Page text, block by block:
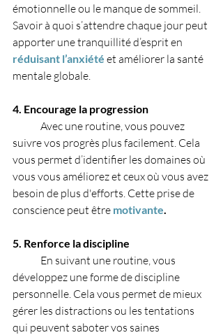
émotionnelle ou le manque de sommeil.
Savoir à quoi s’attendre chaque jour peut
apporter une tranquillité d’esprit en
réduisant l’anxiété et améliorer la santé
mentale globale.
4. Encourage la progression
suivre vos progrès plus facilement. Cela
vous permet d’identifier les domaines où
vous vous améliorez et ceux où vous avez
besoin de plus d'efforts. Cette prise de
conscience peut être motivante.
5. Renforce la discipline
développez une forme de discipline
personnelle. Cela vous permet de mieux
gérer les distractions ou les tentations
qui peuvent saboter vos saines